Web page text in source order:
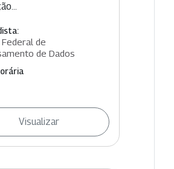
de
de Dados
Visualizar